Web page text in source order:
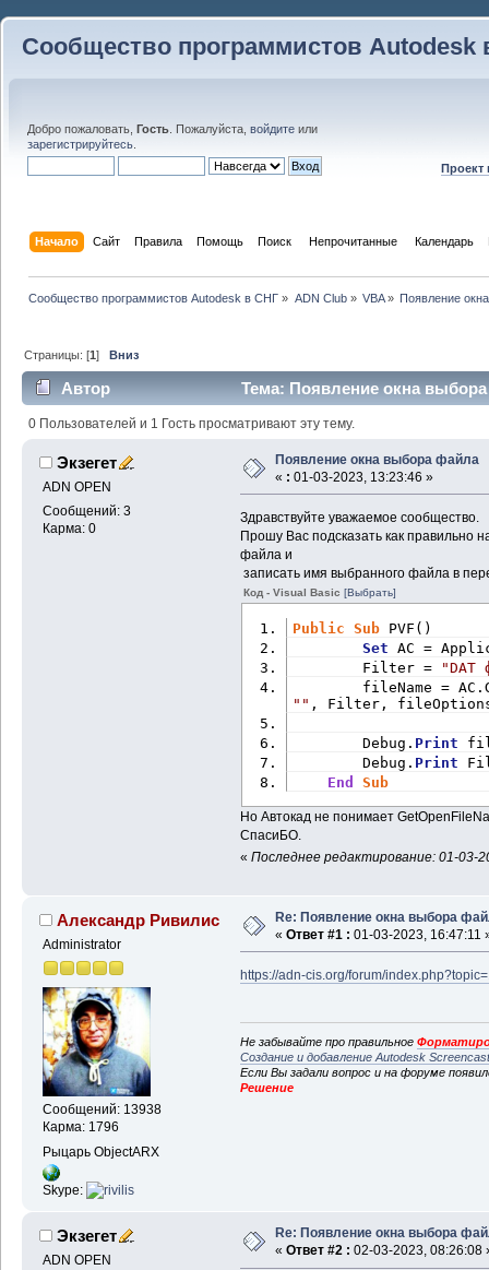
Сообщество программистов Autodesk
Добро пожаловать, Гость . Пожалуйста, войдите или
зарегистрируйтесь
Проект
Начало Сайт Правила Помощь Поиск Непрочитанные Календарь
Сообщество программистов Autodesk в СНГ » ADN Club» VBA» Появление
Страницы: [1]Вниз
Автор Тема: Появление окна
0 Пользователей и 1 Гость просматривают эту тему.
Экзегет
ADN OPEN
Сообщений: 3
Карма: 0
Появление окна выбора файла
« : 01-03-2023, 13:23:46 »
Здравствуйте уважаемое сообщество.
Прошу Вас подсказать как правильно
файла и
записать имя выбранного файла в
Код - Visual Basic [Выбрать]
Public Sub PVF()
Set AC =
Filter =
fileName =
"" , Filter,
Debug. Print
Debug. Print
End
Sub
Но Автокад не понимает
СпасиБО.
« Последнее редактирование: 01-03-
Александр Ривилис
Administrator
Сообщений: 13938
Карма: 1796
Рыцарь ObjectARX
Skype:
Re: Появление окна выбора
« Ответ #1 : 01-03-2023, 16:47:11
https://adn-cis.org/forum/
Не забывайте про правильное
Создание и добавление Autodesk
Если Вы задали вопрос и на форуме
Решение
Экзегет
ADN OPEN
Re: Появление окна выбора
« Ответ #2 : 02-03-2023, 08:26:08